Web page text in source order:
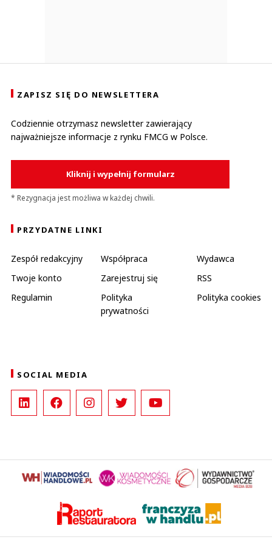
ZAPISZ SIĘ DO NEWSLETTERA
Codziennie otrzymasz newsletter zawierający
najważniejsze informacje z rynku FMCG w Polsce.
Kliknij i wypełnij formularz
* Rezygnacja jest możliwa w każdej chwili.
PRZYDATNE LINKI
Zespół redakcyjny Współpraca
Wydawca
Twoje konto
Zarejestruj się
RSS
Regulamin
Polityka
prywatności
Polityka cookies
SOCIAL MEDIA